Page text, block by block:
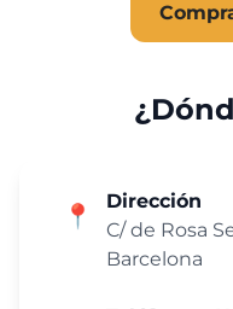
📍
Dirección
C/ de Rosa
Barcelona